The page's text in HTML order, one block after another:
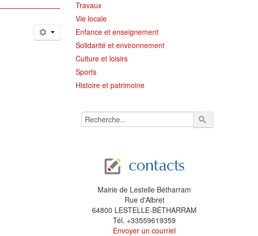
Travaux
Vie locale
Enfance et enseignement
Solidarité et environnement
Culture et loisirs
Sports
Histoire et patrimoine
Mairie de Lestelle Bétharram
Rue d'Albret
64800 LESTELLE-BÉTHARRAM
Tél. +33559619359
Envoyer un courriel